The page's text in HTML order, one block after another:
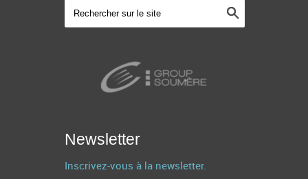
Newsletter
Inscrivez-vous à la newsletter.